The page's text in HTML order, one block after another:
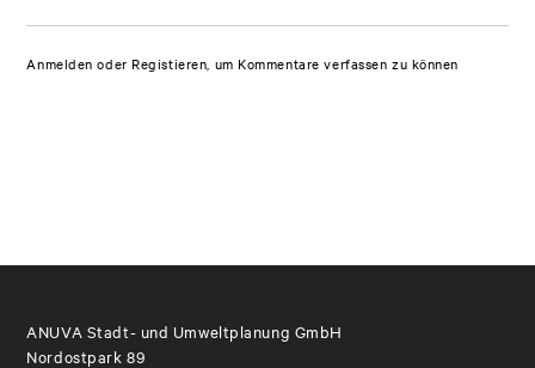
Anmelden oder Registieren , um Kommentare verfassen zu können
ANUVA Stadt- und Umweltplanung GmbH
Nordostpark 89